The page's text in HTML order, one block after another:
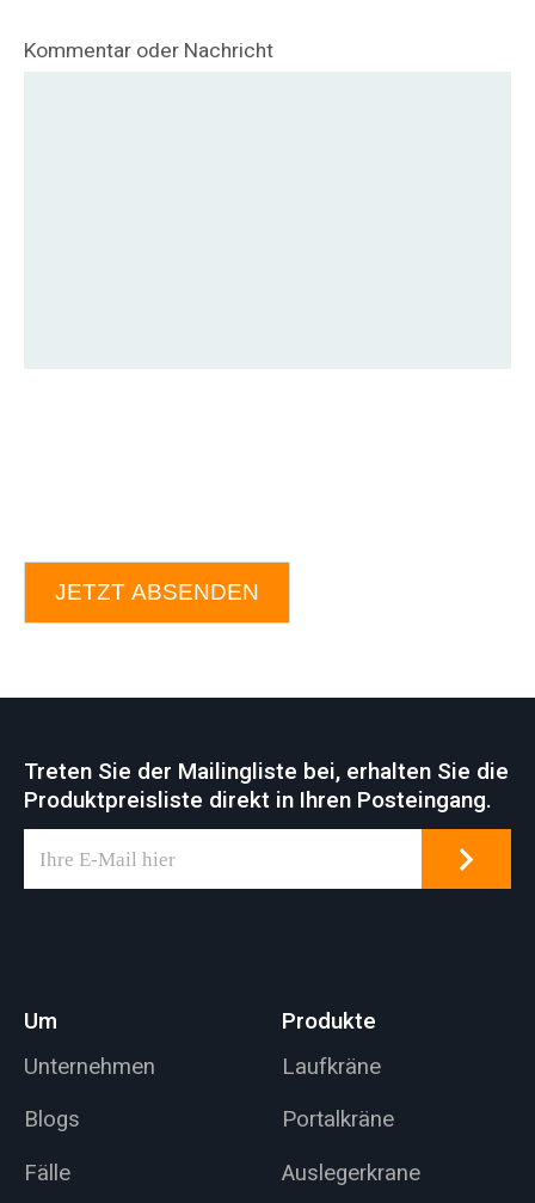
Kommentar oder Nachricht
JETZT ABSENDEN
Treten Sie der Mailingliste bei, erhalten Sie die
Produktpreisliste direkt in Ihren Posteingang.
Um
Unternehmen
Blogs
Fälle
Produkte
Laufkräne
Portalkräne
Auslegerkrane